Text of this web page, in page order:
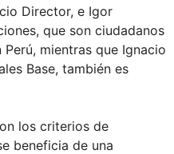
Director, e Igor
que son ciudadanos
mientras que Ignacio
Base, también es
los criterios de
beneficia de una